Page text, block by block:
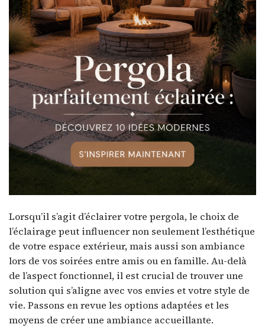
Lorsqu’il s’agit d’éclairer votre pergola, le choix de
l’éclairage peut influencer non seulement l’esthétique
de votre espace extérieur, mais aussi son ambiance
lors de vos soirées entre amis ou en famille. Au-delà
de l’aspect fonctionnel, il est crucial de trouver une
solution qui s’aligne avec vos envies et votre style de
vie. Passons en revue les options adaptées et les
moyens de créer une ambiance accueillante.